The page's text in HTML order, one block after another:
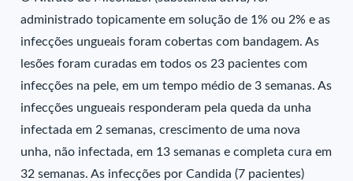
administrado topicamente em solução de 1% ou 2% e as
infecções ungueais foram cobertas com bandagem. As
lesões foram curadas em todos os 23 pacientes com
infecções na pele, em um tempo médio de 3 semanas. As
infecções ungueais responderam pela queda da unha
infectada em 2 semanas, crescimento de uma nova
unha, não infectada, em 13 semanas e completa cura em
32 semanas. As infecções por Candida (7 pacientes)